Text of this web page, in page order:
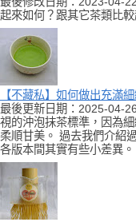
起來如何？跟其它茶類比
【不藏私】如何做出充滿
最後更新日期：2025-04-
視的沖泡抹茶標準，因為
柔順甘美。 過去我們介紹
各版本間其實有些小差異。